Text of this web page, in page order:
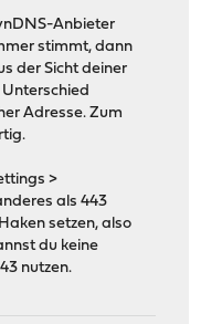
Anbieter
stimmt, dann
der Sicht deiner
Adresse. Zum
>
als 443
setzen, also
du keine
nutzen.